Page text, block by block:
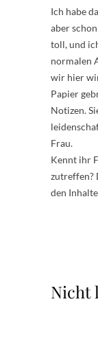
Ich habe
aber
toll, und
normalen
wir hier
Papier
Notizen.
Frau.
Kennt ihr
zutreffen?
den
Nicht